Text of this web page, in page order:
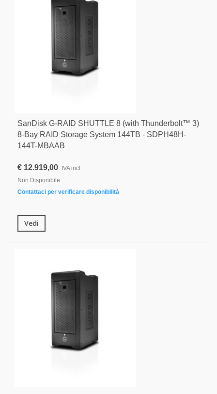
SanDisk G-RAID SHUTTLE 8 (with Thunderbolt™ 3)
8-Bay RAID Storage System 144TB - SDPH48H-
144T-MBAAB
€ 12.919,00 IVA incl.
Non Disponibile
Contattaci per verificare disponibilità
Vedi